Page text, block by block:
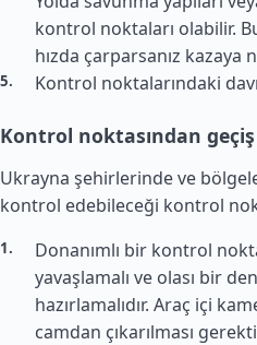
kontrol noktaları olabilir.
hızda çarparsanız kazaya
Kontrol noktalarındaki
Kontrol noktasından
Ukrayna şehirlerinde ve
kontrol edebileceği kontrol
Donanımlı bir kontrol
yavaşlamalı ve olası bir
hazırlamalıdır. Araç içi
camdan çıkarılması